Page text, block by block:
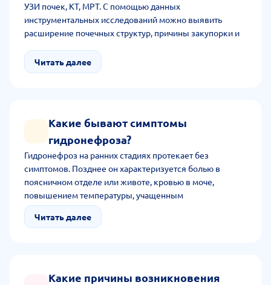
УЗИ почек, КТ, МРТ. С помощью данных
инструментальных исследований можно выявить
расширение почечных структур, причины закупорки и
является ОАК, ОАМ и сцинтиграфия.
Читать далее
Какие бывают симптомы
гидронефроза?
Гидронефроз на ранних стадиях протекает без
симптомов. Позднее он характеризуется болью в
поясничном отделе или животе, кровью в моче,
повышением температуры, учащенным
мочеиспусканием, повышенным артериальным
давлением, отеком, общей слабостью и хронической
Читать далее
Какие причины возникновения